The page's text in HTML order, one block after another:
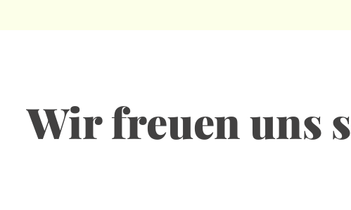
Wir freuen uns